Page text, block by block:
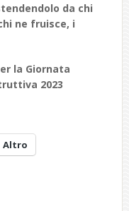
da chi
ne fruisce, i
la Giornata
2023
Altro